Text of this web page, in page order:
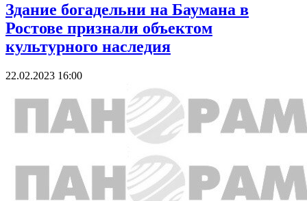
Здание богадельни на Баумана в
Ростове признали объектом
культурного наследия
22.02.2023 16:00